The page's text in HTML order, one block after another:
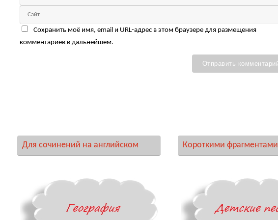
Сохранить моё имя, email и URL-адрес в этом браузере для размещения
комментариев в дальнейшем.
Для сочинений на английском Короткими фрагментами